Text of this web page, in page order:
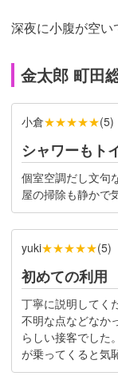
深夜に小腹が空い
金太郎 町田
小倉★★★★★(5)
シャワーもト
個室空調だし文句
屋の掃除も静かで
yuki★★★★★(5)
初めての利用
丁寧に説明してく
不明な点などなか
らしい接客でした
が乗ってくると気